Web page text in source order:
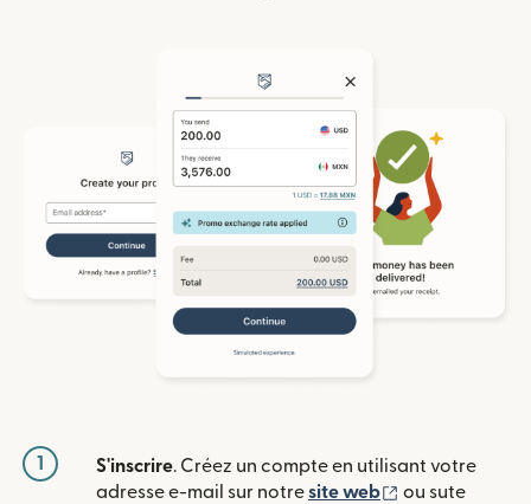
1 S'inscrire. Créez un compte en utilisant votre
adresse e-mail sur notresite web (s'ouvre dans
ou sute